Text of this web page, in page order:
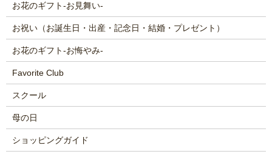
お花のギフト-お見舞い-
お祝い（お誕生日・出産・記念日・結婚・プレゼント）
お花のギフト-お悔やみ-
Favorite Club
スクール
母の日
ショッピングガイド